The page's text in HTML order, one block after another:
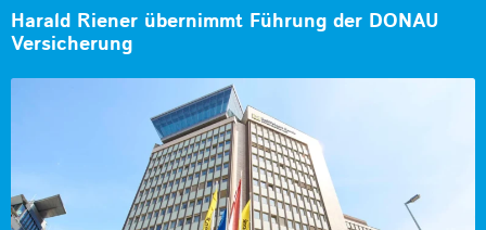
Harald Riener übernimmt Führung der DONAU
Versicherung